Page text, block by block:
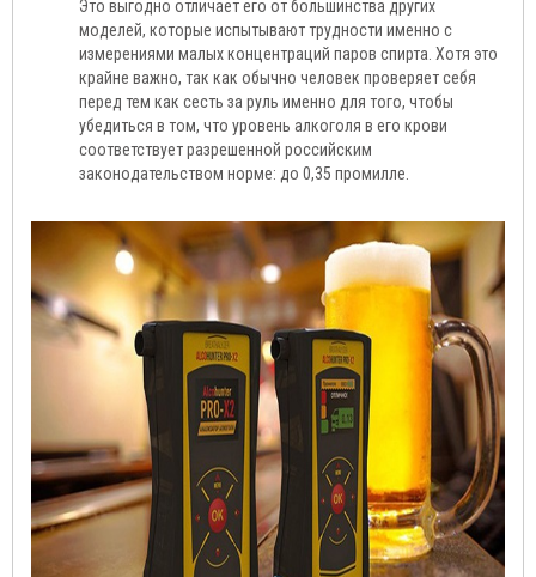
Это выгодно отличает его от большинства других
моделей, которые испытывают трудности именно с
измерениями малых концентраций паров спирта. Хотя это
крайне важно, так как обычно человек проверяет себя
перед тем как сесть за руль именно для того, чтобы
убедиться в том, что уровень алкоголя в его крови
соответствует разрешенной российским
законодательством норме: до 0,35 промилле.